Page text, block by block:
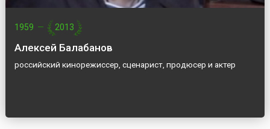
1959 — 2013
Алексей Балабанов
российский кинорежиссер, сценарист, продюсер и актер